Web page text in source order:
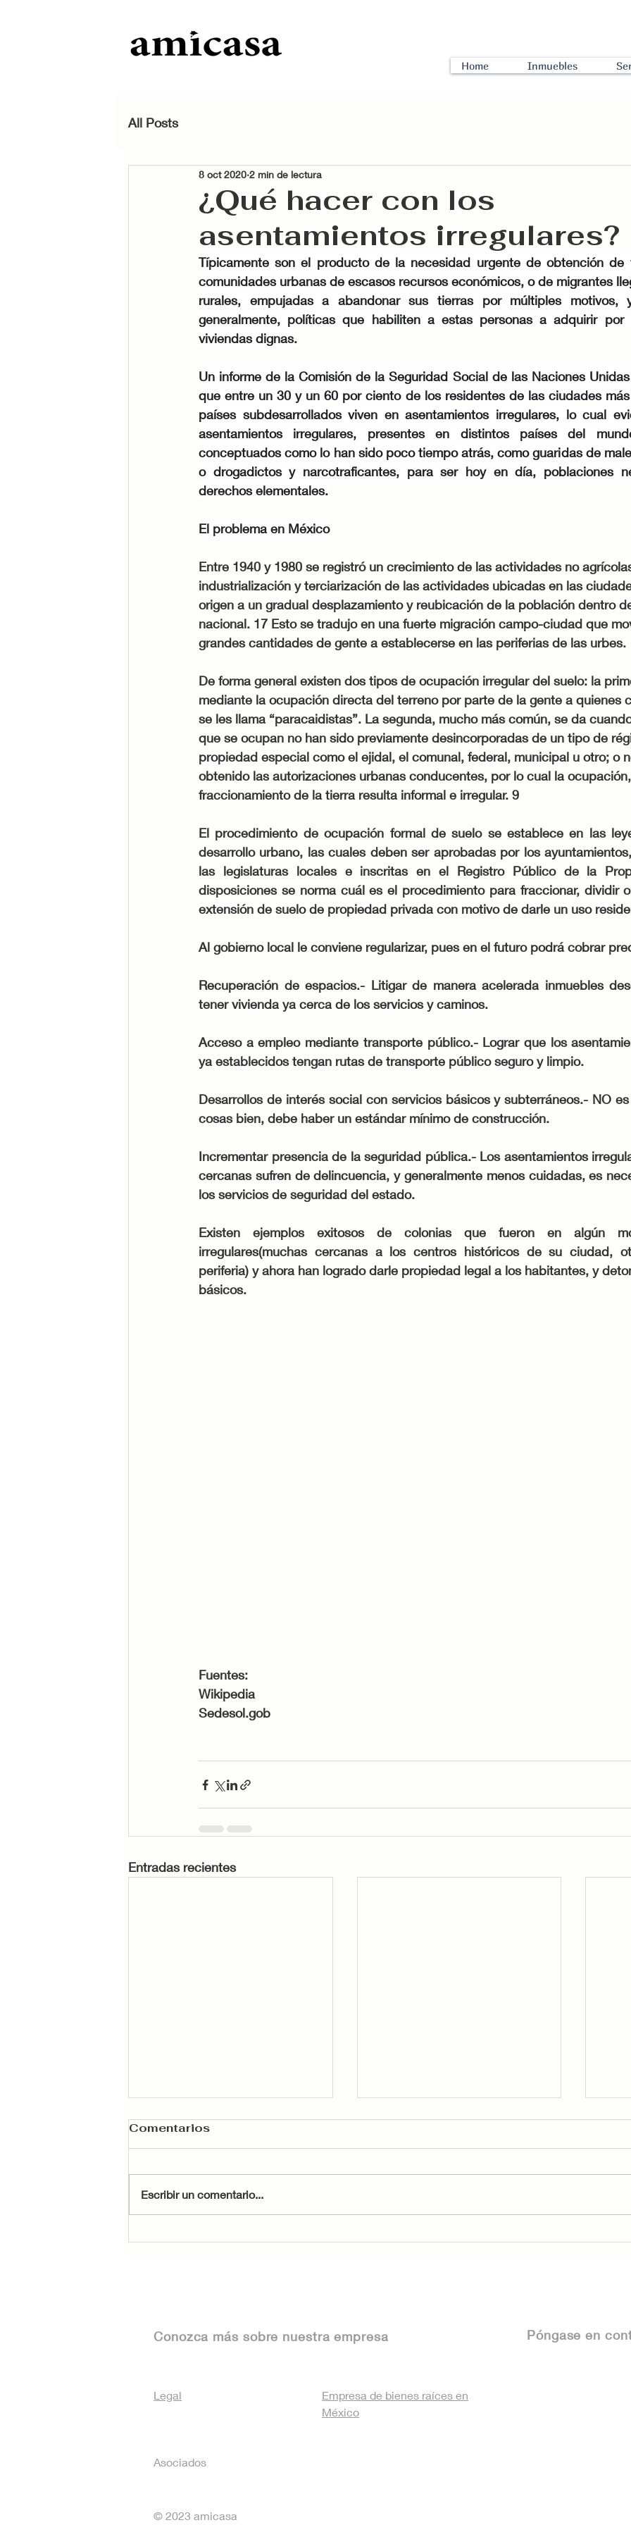
Inmuebles
Home
All Posts
¿Qué hacer con los
asentamientos irregulares?
8 oct 2020 2 min de lectura
Típicamente son el producto de la necesidad urgente de obtención de
comunidades urbanas de escasos recursos económicos, o de migrantes
rurales, empujadas a abandonar sus tierras por múltiples
generalmente, políticas que habiliten a estas personas a adquirir por
viviendas dignas.
Un informe de la Comisión de la Seguridad Social de las Naciones
que entre un 30 y un 60 por ciento de los residentes de las ciudades
países subdesarrollados viven en asentamientos irregulares, lo cual
asentamientos irregulares, presentes en distintos países del
conceptuados como lo han sido poco tiempo atrás, como guaridas de
o drogadictos y narcotraficantes, para ser hoy en día, poblaciones
derechos elementales.
El problema en México
Entre 1940 y 1980 se registró un crecimiento de las actividades no
industrialización y terciarización de las actividades ubicadas en las
origen a un gradual desplazamiento y reubicación de la población dentro
nacional. 17 Esto se tradujo en una fuerte migración campo-ciudad que
grandes cantidades de gente a establecerse en las periferias de las urbes.
De forma general existen dos tipos de ocupación irregular del suelo: la
mediante la ocupación directa del terreno por parte de la gente a quienes
se les llama “paracaidistas”. La segunda, mucho más común, se da
que se ocupan no han sido previamente desincorporadas de un tipo de
propiedad especial como el ejidal, el comunal, federal, municipal u otro; o
obtenido las autorizaciones urbanas conducentes, por lo cual la
fraccionamiento de la tierra resulta informal e irregular. 9
El procedimiento de ocupación formal de suelo se establece en las
desarrollo urbano, las cuales deben ser aprobadas por los
las legislaturas locales e inscritas en el Registro Público de la
disposiciones se norma cuál es el procedimiento para fraccionar, dividir
extensión de suelo de propiedad privada con motivo de darle un uso
Al gobierno local le conviene regularizar, pues en el futuro podrá cobrar
Recuperación de espacios.- Litigar de manera acelerada inmuebles
tener vivienda ya cerca de los servicios y caminos.
Acceso a empleo mediante transporte público.- Lograr que los
ya establecidos tengan rutas de transporte público seguro y limpio.
Desarrollos de interés social con servicios básicos y subterráneos.- NO
cosas bien, debe haber un estándar mínimo de construcción.
Incrementar presencia de la seguridad pública.- Los asentamientos
cercanas sufren de delincuencia, y generalmente menos cuidadas, es
los servicios de seguridad del estado.
Existen ejemplos exitosos de colonias que fueron en algún
irregulares(muchas cercanas a los centros históricos de su ciudad,
periferia) y ahora han logrado darle propiedad legal a los habitantes, y
básicos.
Fuentes:
Wikipedia
Sedesol.gob
Entradas recientes
Comentarios
Escribir un comentario...
Conozca más sobre nuestra empresa Póngase en
Legal
Empresa de bienes raíces en
México
Asociados
© 2023 amicasa